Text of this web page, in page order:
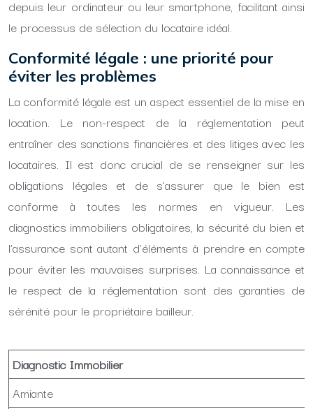
depuis leur ordinateur ou leur smartphone, facilitant ainsi
le processus de sélection du locataire idéal.
Conformité légale : une priorité pour
éviter les problèmes
La conformité légale est un aspect essentiel de la mise en
location. Le non-respect de la réglementation peut
entraîner des sanctions financières et des litiges avec les
locataires. Il est donc crucial de se renseigner sur les
obligations légales et de s’assurer que le bien est
conforme à toutes les normes en vigueur. Les
diagnostics immobiliers obligatoires, la sécurité du bien et
l’assurance sont autant d’éléments à prendre en compte
pour éviter les mauvaises surprises. La connaissance et
le respect de la réglementation sont des garanties de
sérénité pour le propriétaire bailleur.
Diagnostic Immobilier
Amiante